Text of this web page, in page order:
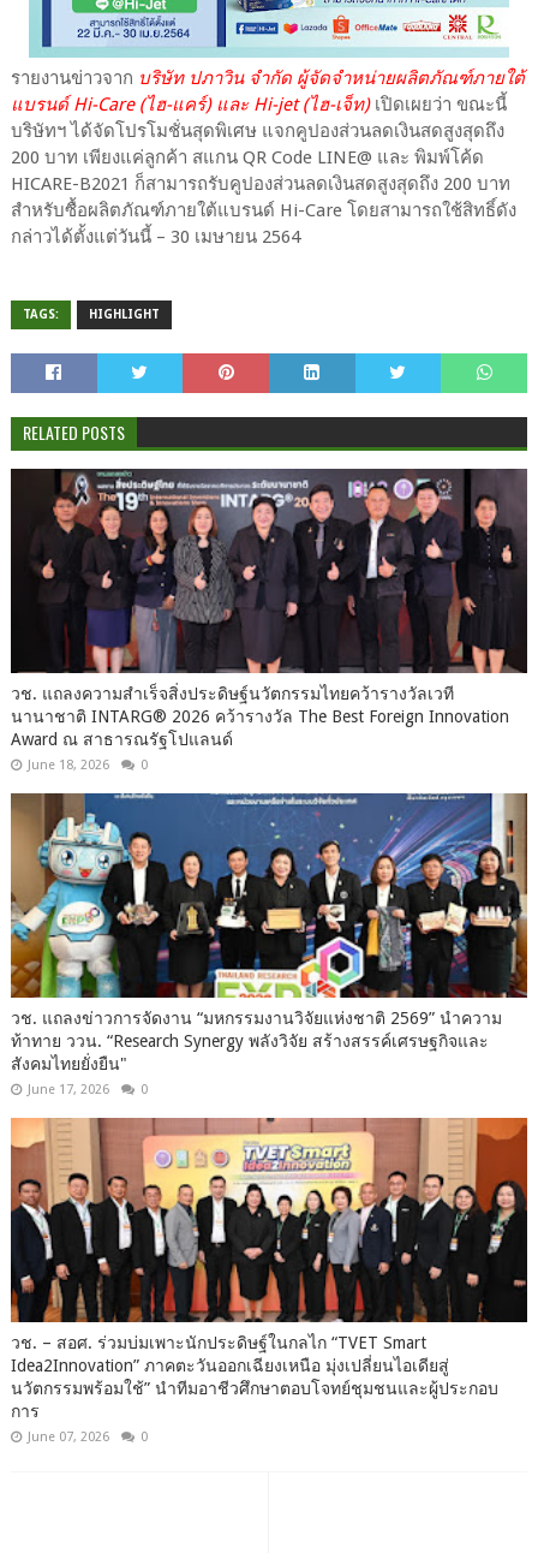
รายงานข่าวจาก บริษัท ปภาวิน จำกัด ผู้จัดจำหน่ายผลิตภัณฑ์ภายใต้
แบรนด์ Hi-Care (ไฮ-แคร์) และ Hi-jet (ไฮ-เจ็ท)เปิดเผยว่า ขณะนี้
บริษัทฯ ได้จัดโปรโมชั่นสุดพิเศษ แจกคูปองส่วนลดเงินสดสูงสุดถึง
200 บาท เพียงแค่ลูกค้า สแกน QR Code LINE@ และ พิมพ์โค้ด
HICARE-B2021 ก็สามารถรับคูปองส่วนลดเงินสดสูงสุดถึง 200 บาท
สำหรับซื้อผลิตภัณฑ์ภายใต้แบรนด์ Hi-Care โดยสามารถใช้สิทธิ์ดัง
กล่าวได้ตั้งแต่วันนี้ – 30 เมษายน 2564
TAGS: HIGHLIGHT
RELATED POSTS
วช. แถลงความสำเร็จสิ่งประดิษฐ์นวัตกรรมไทยคว้ารางวัลเวที
นานาชาติ INTARG® 2026 คว้ารางวัล The Best Foreign Innovation
Award ณ สาธารณรัฐโปแลนด์
June 18, 2026 0
วช. แถลงข่าวการจัดงาน “มหกรรมงานวิจัยแห่งชาติ 2569” นำความ
ท้าทาย ววน. “Research Synergy พลังวิจัย สร้างสรรค์เศรษฐกิจและ
สังคมไทยยั่งยืน"
June 17, 2026 0
วช. – สอศ. ร่วมบ่มเพาะนักประดิษฐ์ในกลไก “TVET Smart
Idea2Innovation” ภาคตะวันออกเฉียงเหนือ มุ่งเปลี่ยนไอเดียสู่
นวัตกรรมพร้อมใช้” นำทีมอาชีวศึกษาตอบโจทย์ชุมชนและผู้ประกอบ
การ
June 07, 2026 0